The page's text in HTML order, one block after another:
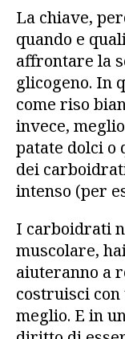
La chiave,
quando e
affrontare la
glicogeno. In
come riso
invece,
patate dolci o
dei
intenso (per
I carboidrati
muscolare,
aiuteranno a
costruisci
meglio. E in